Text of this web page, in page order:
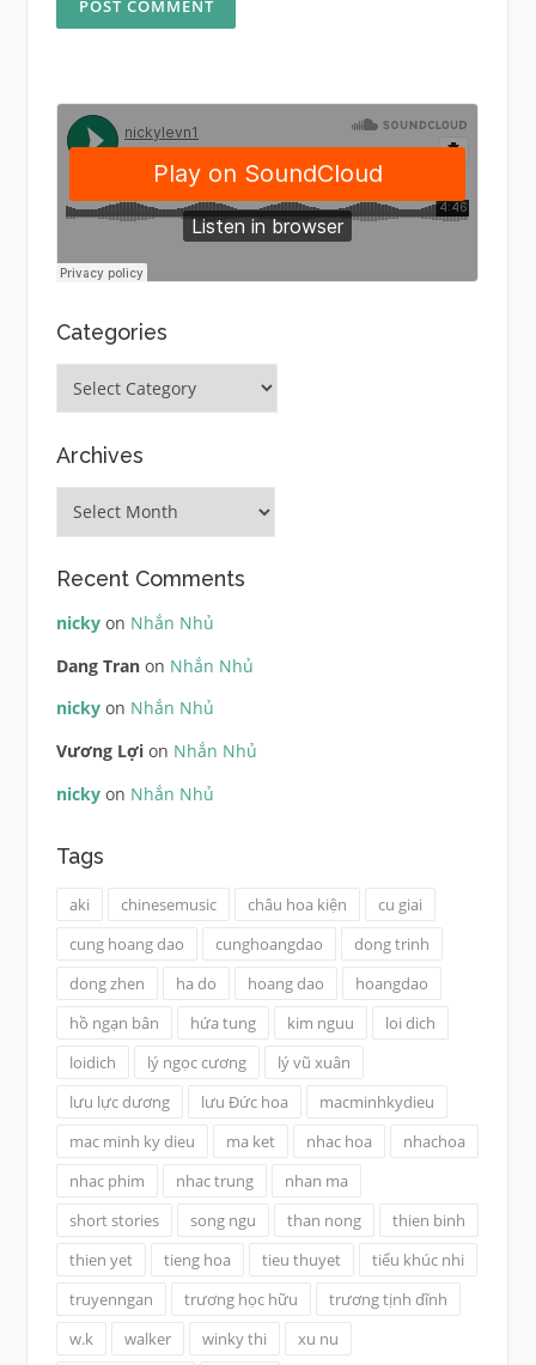
Categories
Archives
Archives
Recent Comments
nickyon Nhắn Nhủ
Dang Tranon Nhắn Nhủ
nickyon Nhắn Nhủ
Vương Lợion Nhắn Nhủ
nickyon Nhắn Nhủ
Tags
aki chinesemusic châu hoa kiện
cu giai
cung hoang dao
cunghoangdao
dong trinh
dong zhen
ha do hoang dao
hoangdao
hồ ngạn bân
hứa tung kim nguu
loi dich
loidich
lý ngọc cương
lý vũ xuân
lưu lực dương
lưu Đức hoa
macminhkydieu
mac minh ky dieu
ma ket nhac hoa
nhachoa
nhac phim
nhac trung
nhan ma
short stories
song ngu than nong
thien binh
thien yet
tieng hoa tieu thuyet
tiểu khúc nhi
truyenngan
trương học hữu
trương tịnh dĩnh
w.k
walker winky thi xu nu